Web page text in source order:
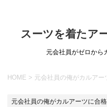
スーツを着たア
元会社員がゼロから
HOME > 元会社員の俺がカルアー
元会社員の俺がカルアーツに合